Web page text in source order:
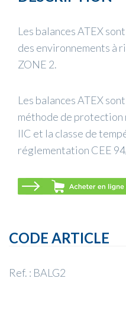
Les balances ATEX
des environnements à
ZONE 2.
Les balances ATEX
méthode de protection
IIC et la classe de
réglementation CEE
CODE ARTICLE
Ref. : BALG2